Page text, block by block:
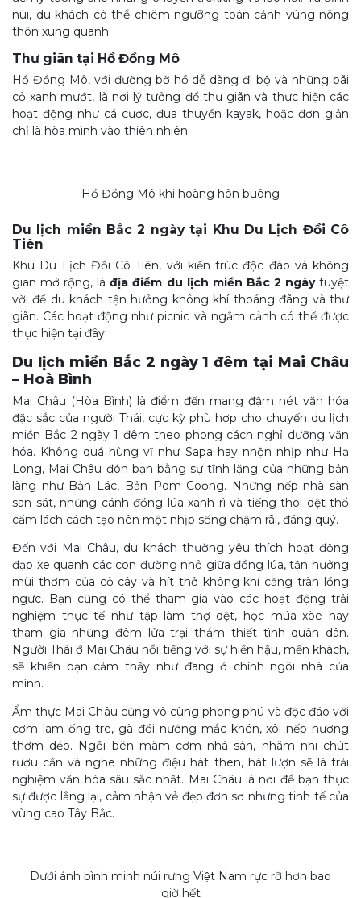
núi, du khách có thể chiêm ngưỡng toàn cảnh vùng nông
thôn xung quanh.
Thư giãn tại Hồ Đồng Mô
Hồ Đồng Mô, với đường bờ hồ dễ dàng đi bộ và những bãi
cỏ xanh mướt, là nơi lý tưởng để thư giãn và thực hiện các
hoạt động như cá cược, đua thuyền kayak, hoặc đơn giản
chỉ là hòa mình vào thiên nhiên.
Hồ Đồng Mô khi hoàng hôn buông
Du lịch miền Bắc 2 ngày tại Khu Du Lịch Đồi Cô
Tiên
Khu Du Lịch Đồi Cô Tiên, với kiến trúc độc đáo và không
gian mở rộng, làđịa điểm du lịch miền Bắc 2 ngàytuyệt
vời để du khách tận hưởng không khí thoáng đãng và thư
giãn. Các hoạt động như picnic và ngắm cảnh có thể được
thực hiện tại đây.
Du lịch miền Bắc 2 ngày 1 đêm tại Mai Châu
– Hoà Bình
Mai Châu (Hòa Bình) là điểm đến mang đậm nét văn hóa
đặc sắc của người Thái, cực kỳ phù hợp cho chuyến du lịch
miền Bắc 2 ngày 1 đêm theo phong cách nghỉ dưỡng văn
hóa. Không quá hùng vĩ như Sapa hay nhộn nhịp như Hạ
Long, Mai Châu đón bạn bằng sự tĩnh lặng của những bản
làng như Bản Lác, Bản Pom Coọng. Những nếp nhà sàn
san sát, những cánh đồng lúa xanh rì và tiếng thoi dệt thổ
cẩm lách cách tạo nên một nhịp sống chậm rãi, đáng quý.
Đến với Mai Châu, du khách thường yêu thích hoạt động
đạp xe quanh các con đường nhỏ giữa đồng lúa, tận hưởng
mùi thơm của cỏ cây và hít thở không khí căng tràn lồng
ngực. Bạn cũng có thể tham gia vào các hoạt động trải
nghiệm thực tế như tập làm thợ dệt, học múa xòe hay
tham gia những đêm lửa trại thắm thiết tình quân dân.
Người Thái ở Mai Châu nổi tiếng với sự hiền hậu, mến khách,
sẽ khiến bạn cảm thấy như đang ở chính ngôi nhà của
mình.
Ẩm thực Mai Châu cũng vô cùng phong phú và độc đáo với
cơm lam ống tre, gà đồi nướng mắc khén, xôi nếp nương
thơm dẻo. Ngồi bên mâm cơm nhà sàn, nhâm nhi chút
rượu cần và nghe những điệu hát then, hát lượn sẽ là trải
nghiệm văn hóa sâu sắc nhất. Mai Châu là nơi để bạn thực
sự được lắng lại, cảm nhận vẻ đẹp đơn sơ nhưng tinh tế của
vùng cao Tây Bắc.
Dưới ánh bình minh núi rưng Việt Nam rực rỡ hơn bao
giờ hết